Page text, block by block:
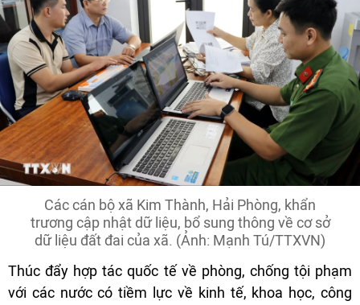
Các cán bộ xã Kim Thành, Hải Phòng, khẩn
trương cập nhật dữ liệu, bổ sung thông về cơ sở
dữ liệu đất đai của xã. (Ảnh: Mạnh Tú/TTXVN)
Thúc đẩy hợp tác quốc tế về phòng, chống tội phạm
với các nước có tiềm lực về kinh tế, khoa học, công